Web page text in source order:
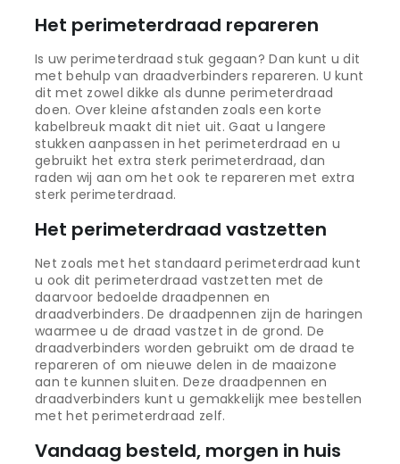
Het perimeterdraad repareren
Is uw perimeterdraad stuk gegaan? Dan kunt u dit
met behulp van draadverbinders repareren. U kunt
dit met zowel dikke als dunne perimeterdraad
doen. Over kleine afstanden zoals een korte
kabelbreuk maakt dit niet uit. Gaat u langere
stukken aanpassen in het perimeterdraad en u
gebruikt het extra sterk perimeterdraad, dan
raden wij aan om het ook te repareren met extra
sterk perimeterdraad.
Het perimeterdraad vastzetten
Net zoals met het standaard perimeterdraad kunt
u ook dit perimeterdraad vastzetten met de
daarvoor bedoelde draadpennen en
draadverbinders. De draadpennen zijn de haringen
waarmee u de draad vastzet in de grond. De
draadverbinders worden gebruikt om de draad te
repareren of om nieuwe delen in de maaizone
aan te kunnen sluiten. Deze draadpennen en
draadverbinders kunt u gemakkelijk mee bestellen
met het perimeterdraad zelf.
Vandaag besteld, morgen in huis